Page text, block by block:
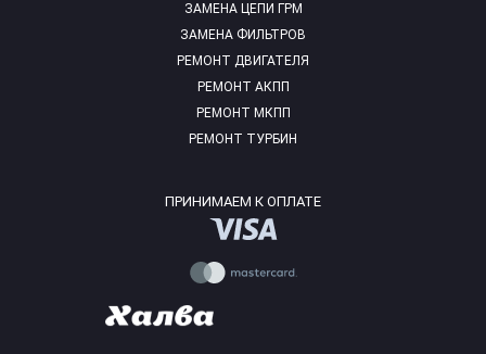
ЗАМЕНА ЦЕПИ ГРМ
ЗАМЕНА ФИЛЬТРОВ
РЕМОНТ ДВИГАТЕЛЯ
РЕМОНТ АКПП
РЕМОНТ МКПП
РЕМОНТ ТУРБИН
ПРИНИМАЕМ К ОПЛАТЕ